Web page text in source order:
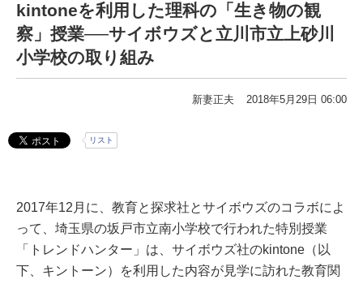
kintoneを利用した理科の「生き物の観
察」授業──サイボウズと立川市立上砂川
小学校の取り組み
新妻正夫 2018年5月29日 06:00
リスト
2017年12月に、教育と探求社とサイボウズのコラボによ
って、埼玉県の坂戸市立南小学校で行われた特別授業
「トレンドハンター」は、サイボウズ社のkintone（以
下、キントーン）を利用した内容が見学に訪れた教育関